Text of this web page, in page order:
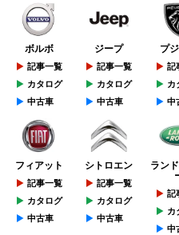
ボルボ
記事一覧
カタログ
中古車
ジープ
記事一覧
カタログ
中古車
プ
記
カ
中
フィアット
記事一覧
カタログ
中古車
シトロエン
記事一覧
カタログ
中古車
ラン
記
カ
中